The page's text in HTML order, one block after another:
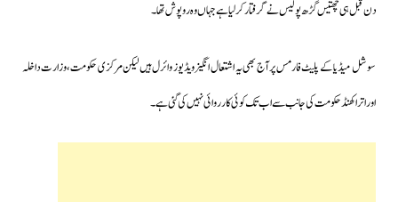
دن قبل ہی چھتیس گڑھ پولیس نے گرفتار کرلیا ہے جہاں وہ روپوش تھا۔
سوشل میڈیا کے پلیٹ فارمس پر آج بھی یہ اشتعال انگیز ویڈیوز وائرل ہیں لیکن مرکزی حکومت، وزارت داخلہ
اور اتراکھنڈ حکومت کی جانب سے اب تک کوئی کارروائی نہیں کی گئی ہے۔